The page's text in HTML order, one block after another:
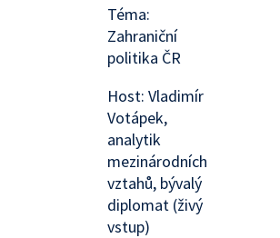
Téma:
Zahraniční
politika ČR
Host: Vladimír
Votápek,
analytik
mezinárodních
vztahů, bývalý
diplomat (živý
vstup)